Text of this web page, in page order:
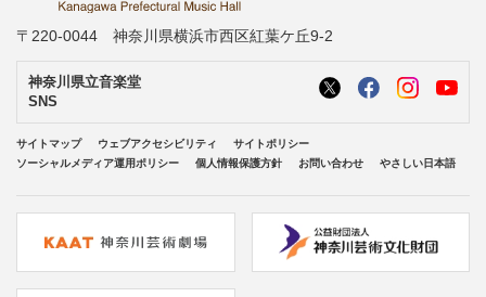
〒220-0044 神奈川県横浜市西区紅葉ケ丘9-2
神奈川県立音楽堂
SNS
サイトマップ ウェブアクセシビリティ
サイトポリシー
ソーシャルメディア運用ポリシー
個人情報保護方針 お問い合わせ やさしい日本語